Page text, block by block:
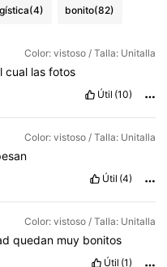
(4) bonito(82)
Color: vistoso / Talla: Unitalla
cual las fotos
Útil (10)
Color: vistoso / Talla: Unitalla
Útil (4)
Color: vistoso / Talla: Unitalla
quedan muy bonitos
Útil (1)